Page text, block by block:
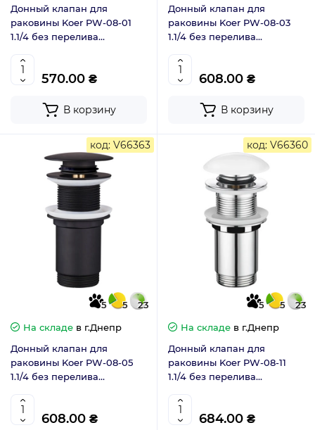
Донный клапан для
раковины Koer PW-08-01
1.1/4 без перелива
хром (KR5786)
570.00 ₴
В корзину
Донный клапан для
раковины Koer PW-08-03
1.1/4 без перелива
белый (KR5787)
608.00 ₴
В корзину
код: V66363
5 5
23
На складе в г.Днепр
Донный клапан для
раковины Koer PW-08-05
1.1/4 без перелива
чёрный мат (KR5789)
608.00 ₴
код: V66360
5 5
23
На складе в г.Днепр
Донный клапан для
раковины Koer PW-08-11
1.1/4 без перелива
белая керам.накл (KR5788)
684.00 ₴